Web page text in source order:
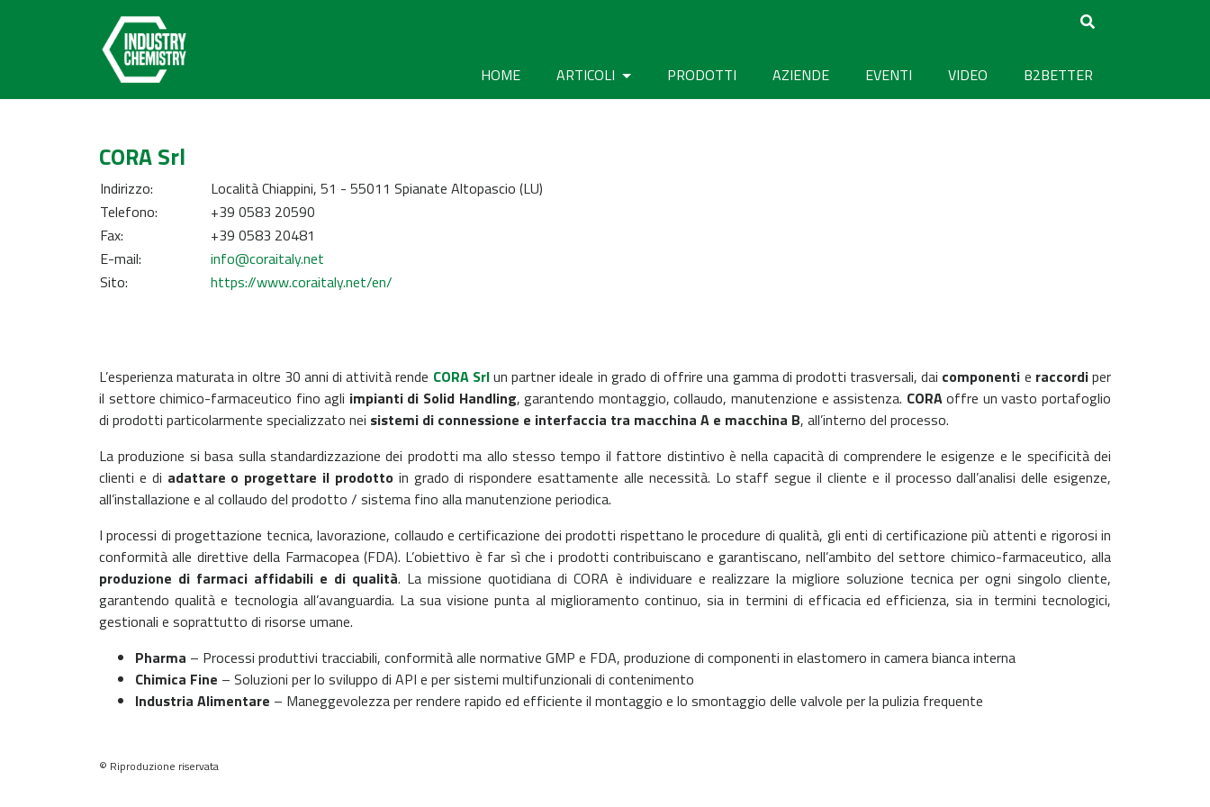
HOME ARTICOLI PRODOTTI AZIENDE EVENTI VIDEO B2BETTER
CORA Srl
Indirizzo:
Località Chiappini, 51 - 55011 Spianate Altopascio (LU)
Telefono:
+39 0583 20590
Fax:
+39 0583 20481
E-mail:
info@coraitaly.net
Sito:
https://www.coraitaly.net/en/
L’esperienza maturata in oltre 30 anni di attività rende CORA Srlun partner ideale in grado di offrire una gamma di prodotti trasversali, dai componenti e raccordiper
il settore chimico-farmaceutico fino agli impianti di Solid Handling, garantendo montaggio, collaudo, manutenzione e assistenza. CORAoffre un vasto portafoglio
di prodotti particolarmente specializzato nei sistemi di connessione e interfaccia tra macchina A e macchina B, all’interno del processo.
La produzione si basa sulla standardizzazione dei prodotti ma allo stesso tempo il fattore distintivo è nella capacità di comprendere le esigenze e le specificità dei
clienti e di adattare o progettare il prodottoin grado di rispondere esattamente alle necessità. Lo staff segue il cliente e il processo dall’analisi delle esigenze,
all’installazione e al collaudo del prodotto / sistema fino alla manutenzione periodica.
I processi di progettazione tecnica, lavorazione, collaudo e certificazione dei prodotti rispettano le procedure di qualità, gli enti di certificazione più attenti e rigorosi in
conformità alle direttive della Farmacopea (FDA). L’obiettivo è far sì che i prodotti contribuiscano e garantiscano, nell’ambito del settore chimico-farmaceutico, alla
produzione di farmaci affidabili e di qualità. La missione quotidiana di CORA è individuare e realizzare la migliore soluzione tecnica per ogni singolo cliente,
garantendo qualità e tecnologia all’avanguardia. La sua visione punta al miglioramento continuo, sia in termini di efficacia ed efficienza, sia in termini tecnologici,
gestionali e soprattutto di risorse umane.
Pharma – Processi produttivi tracciabili, conformità alle normative GMP e FDA, produzione di componenti in elastomero in camera bianca interna
Chimica Fine – Soluzioni per lo sviluppo di API e per sistemi multifunzionali di contenimento
Industria Alimentare – Maneggevolezza per rendere rapido ed efficiente il montaggio e lo smontaggio delle valvole per la pulizia frequente
© Riproduzione riservata